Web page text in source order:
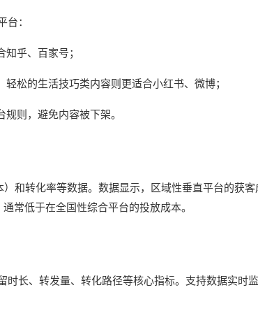
台：
乎、百家号；
松的生活技巧类内容则更适合小红书、微博；
则，避免内容被下架。
）和转化率等数据。数据显示，区域性垂直平台的获
常低于在全国性综合平台的投放成本。
长、转发量、转化路径等核心指标。支持数据实时